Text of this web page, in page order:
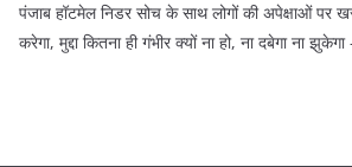
पंजाब हॉटमेल निडर सोच के साथ लोगों की अपेक्षाओं पर
करेगा, मुद्दा कितना ही गंभीर क्यों ना हो, ना दबेगा ना